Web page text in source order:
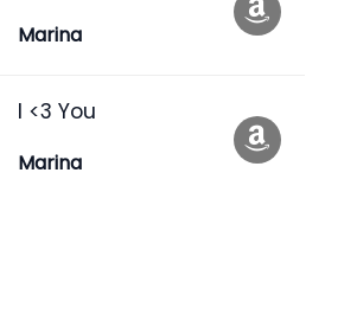
Marina
I <3 You
Marina